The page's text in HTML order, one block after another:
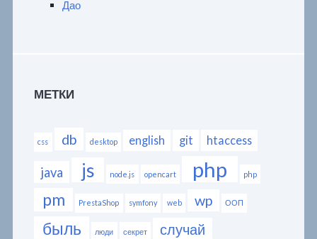
Дао
МЕТКИ
css db desktop english git htaccess
java js node.js opencart php php
pm PrestaShop symfony web wp ООП
быль люди секрет случай